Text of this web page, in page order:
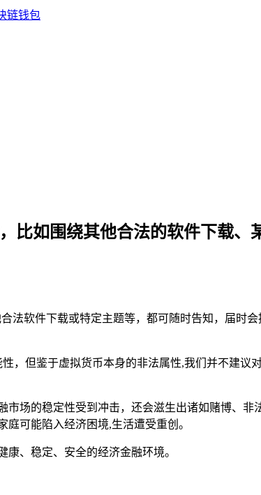
比如围绕其他合法的软件下载、
法软件下载或特定主题等，都可随时告知，届时
，但鉴于虚拟货币本身的非法属性,我们并不建议
场的稳定性受到冲击，还会滋生出诸如赌博、非
可能陷入经济困境,生活遭受重创。
、稳定、安全的经济金融环境。